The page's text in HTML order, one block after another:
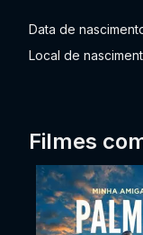
Data de
Local de
Filmes